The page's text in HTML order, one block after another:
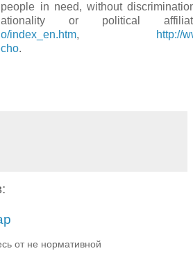
in need, without
or political
index_en.htm,
http://
.
от не нормативной